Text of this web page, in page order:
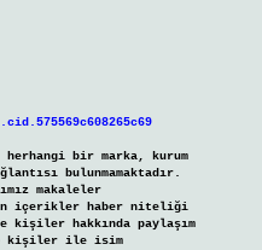
bir marka, kurum
bulunmamaktadır.
makaleler
içerikler haber niteliği
kişiler hakkında paylaşım
ve kişiler ile isim